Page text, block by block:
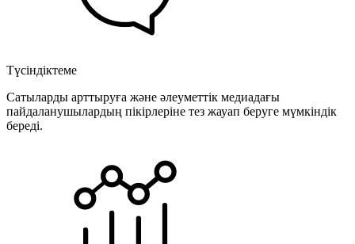
Түсіндіктеме
Сатыларды арттыруға және әлеуметтік медиадағы
пайдаланушылардың пікірлеріне тез жауап беруге мүмкіндік
береді.